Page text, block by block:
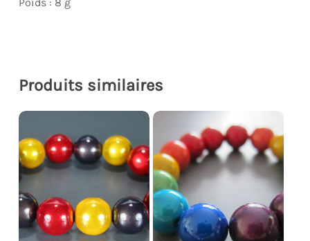
Produits similaires